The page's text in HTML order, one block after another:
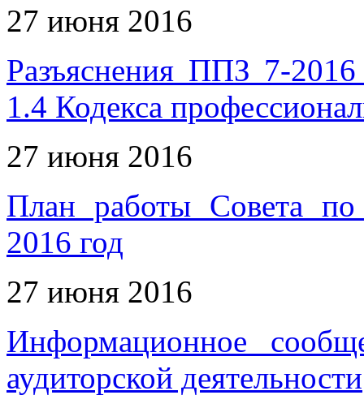
27 июня 2016
Разъяснения ППЗ 7-
1.4 Кодекса
27 июня 2016
План работы Совета по
2016 год
27 июня 2016
Информационное
аудиторской деятельности